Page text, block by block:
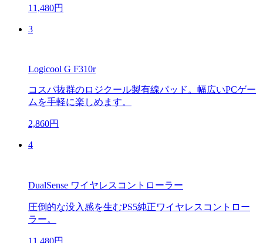
11,480円
3
Logicool G F310r
コスパ抜群のロジクール製有線パッド。幅広いPCゲー
ムを手軽に楽しめます。
2,860円
4
DualSense ワイヤレスコントローラー
圧倒的な没入感を生むPS5純正ワイヤレスコントロー
ラー。
11,480円